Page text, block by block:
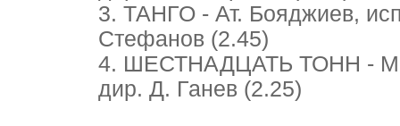
3. ТАНГО - Ат. Бояджиев,
Стефанов (2.45)
4. ШЕСТНАДЦАТЬ ТОНН - М.
дир. Д. Ганев (2.25)